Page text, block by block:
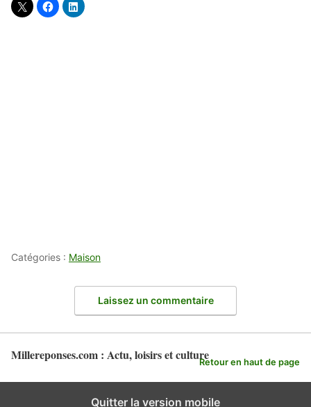
Catégories : Maison
Laissez un commentaire
Millereponses.com : Actu, loisirs et cultureRetour en haut de page
Quitter la version mobile